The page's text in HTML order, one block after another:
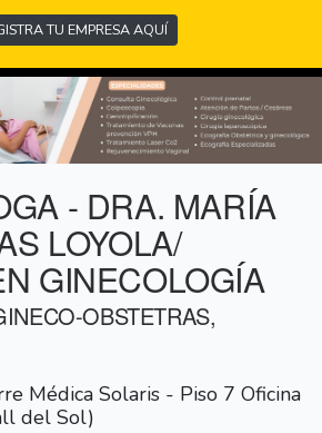
TU EMPRESA AQUÍ
- DRA. MARÍA
LOYOLA/
GINECOLOGÍA
OBSTETRAS,
Médica Solaris - Piso 7 Oficina
del Sol)